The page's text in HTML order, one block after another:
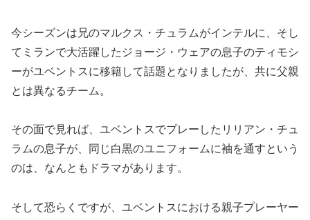
今シーズンは兄のマルクス・チュラムがインテルに、そし
てミランで大活躍したジョージ・ウェアの息子のティモシ
ーがユベントスに移籍して話題となりましたが、共に父親
とは異なるチーム。
その面で見れば、ユベントスでプレーしたリリアン・チュ
ラムの息子が、同じ白黒のユニフォームに袖を通すという
のは、なんともドラマがあります。
そして恐らくですが、ユベントスにおける親子プレーヤー